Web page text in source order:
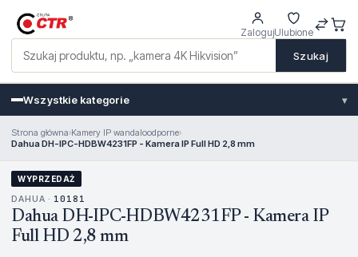
Szukaj
ZalogujUlubione
Wszystkie kategorie ▾
Strona główna›Kamery IP wandaloodporne›
Dahua DH-IPC-HDBW4231FP - Kamera IP Full HD 2,8 mm
WYPRZEDAŻ
DAHUA · 10181
Dahua DH-IPC-HDBW4231FP - Kamera IP
Full HD 2,8 mm